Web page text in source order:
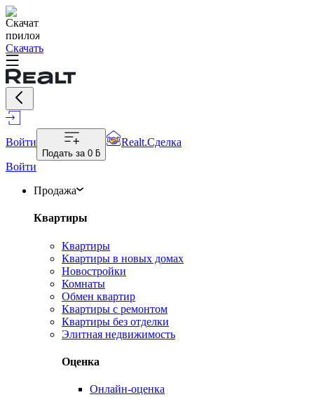
Скачать
Войти
Подать за 0 ƃ
Realt.Сделка
Войти
Продажа
Квартиры
Квартиры
Квартиры в новых домах
Новостройки
Комнаты
Обмен квартир
Квартиры с ремонтом
Квартиры без отделки
Элитная недвижимость
Оценка
Онлайн-оценка